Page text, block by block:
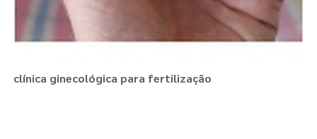
clínica ginecológica para fertilização